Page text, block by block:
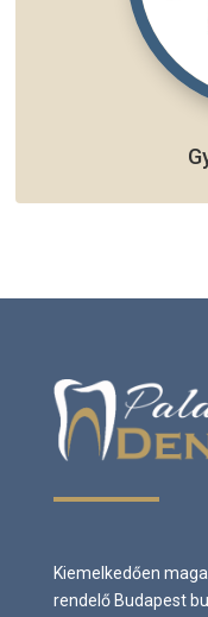
Kiemelkedően
rendelő Budapest